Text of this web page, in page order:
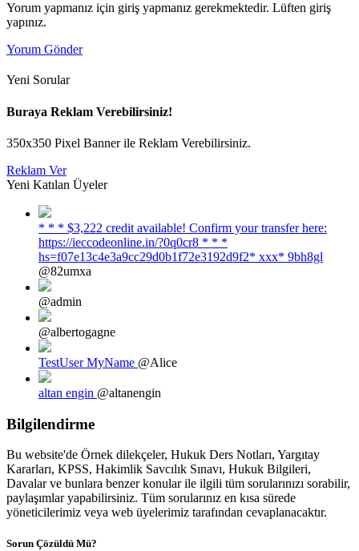
Yorum yapmanız için giriş yapmanız gerekmektedir. Lüften giriş
yapınız.
Yorum Gönder
Yeni Sorular
Buraya Reklam Verebilirsiniz!
350x350 Pixel Banner ile Reklam Verebilirsiniz.
Reklam Ver
Yeni Katılan Üyeler
* * * $3,222 credit available! Confirm your transfer here:
https://ieccodeonline.in/?0q0cr8 * * *
hs=f07e13c4e3a9cc29d0b1f72e3192d9f2* ххх* 9bh8gl
@82umxa
@admin
@albertogagne
TestUser MyName @Alice
altan engin @altanengin
Bilgilendirme
Bu website'de Örnek dilekçeler, Hukuk Ders Notları, Yargıtay
Kararları, KPSS, Hakimlik Savcılık Sınavı, Hukuk Bilgileri,
Davalar ve bunlara benzer konular ile ilgili tüm sorularınızı sorabilir,
paylaşımlar yapabilirsiniz. Tüm sorularınız en kısa sürede
yöneticilerimiz veya web üyelerimiz tarafından cevaplanacaktır.
Sorun Çözüldü Mü?